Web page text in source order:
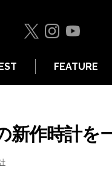
FEATURE
新作時計を